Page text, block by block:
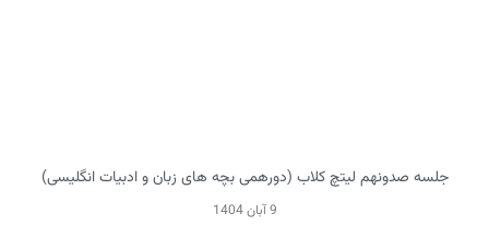
جلسه صدونهم لیتچ کلاب (دورهمی بچه های زبان و ادبیات انگلیسی)
9 آبان 1404